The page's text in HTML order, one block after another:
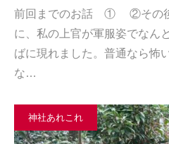
前回までのお話 ① ②その後
に、私の上官が軍服姿でなん
ばに現れました。普通なら怖
な…
神社あれこれ